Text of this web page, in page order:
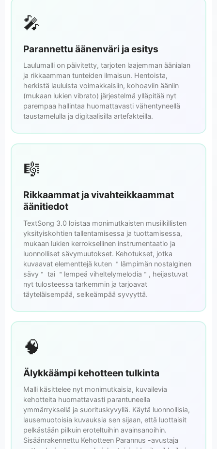
🎤
Parannettu äänenväri ja esitys
Laulumalli on päivitetty, tarjoten laajemman äänialan
ja rikkaamman tunteiden ilmaisun. Hentoista,
herkistä lauluista voimakkaisiin, kohoaviin ääniin
(mukaan lukien vibrato) järjestelmä ylläpitää nyt
parempaa hallintaa huomattavasti vähentyneellä
taustamelulla ja digitaalisilla artefakteilla.
🎼
Rikkaammat ja vivahteikkaammat
äänitiedot
TextSong 3.0 loistaa monimutkaisten musiikillisten
yksityiskohtien tallentamisessa ja tuottamisessa,
mukaan lukien kerroksellinen instrumentaatio ja
luonnolliset sävymuutokset. Kehotukset, jotka
kuvaavat elementtejä kuten ＂lämpimän nostalginen
sävy＂ tai ＂lempeä viheltelymelodia＂, heijastuvat
nyt tulosteessa tarkemmin ja tarjoavat
täyteläisempää, selkeämpää syvyyttä.
🧠
Älykkäämpi kehotteen tulkinta
Malli käsittelee nyt monimutkaisia, kuvailevia
kehotteita huomattavasti parantuneella
ymmärryksellä ja suorituskyvyllä. Käytä luonnollisia,
lausemuotoisia kuvauksia sen sijaan, että luottaisit
pelkästään pilkuin eroteltuihin avainsanoihin.
Sisäänrakennettu Kehotteen Parannus -avustaja